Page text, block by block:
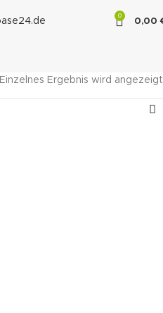
0
0,00
Einzelnes Ergebnis wird angezeigt